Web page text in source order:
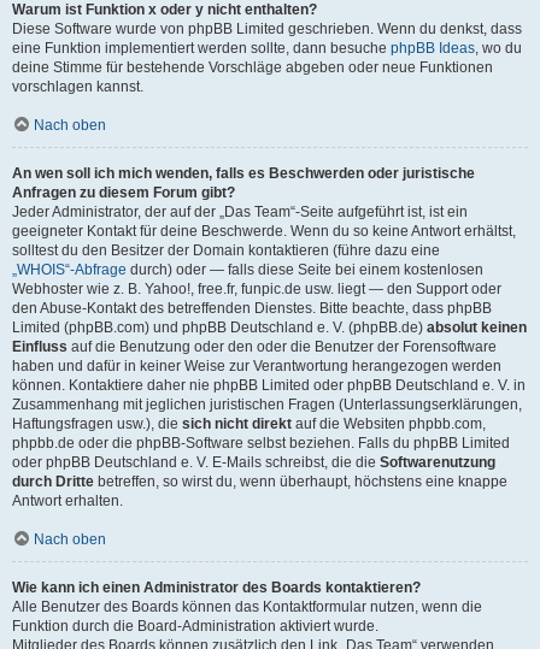
Warum ist Funktion x oder y nicht enthalten?
Diese Software wurde von phpBB Limited geschrieben. Wenn du denkst, dass
eine Funktion implementiert werden sollte, dann besuche phpBB Ideas, wo du
deine Stimme für bestehende Vorschläge abgeben oder neue Funktionen
vorschlagen kannst.
Nach oben
An wen soll ich mich wenden, falls es Beschwerden oder juristische
Anfragen zu diesem Forum gibt?
Jeder Administrator, der auf der „Das Team“-Seite aufgeführt ist, ist ein
geeigneter Kontakt für deine Beschwerde. Wenn du so keine Antwort erhältst,
solltest du den Besitzer der Domain kontaktieren (führe dazu eine
„WHOIS“-Abfrage durch) oder — falls diese Seite bei einem kostenlosen
Webhoster wie z. B. Yahoo!, free.fr, funpic.de usw. liegt — den Support oder
den Abuse-Kontakt des betreffenden Dienstes. Bitte beachte, dass phpBB
Limited (phpBB.com) und phpBB Deutschland e. V. (phpBB.de) absolut keinen
Einfluss auf die Benutzung oder den oder die Benutzer der Forensoftware
haben und dafür in keiner Weise zur Verantwortung herangezogen werden
können. Kontaktiere daher nie phpBB Limited oder phpBB Deutschland e. V. in
Zusammenhang mit jeglichen juristischen Fragen (Unterlassungserklärungen,
Haftungsfragen usw.), die sich nicht direkt auf die Websiten phpbb.com,
phpbb.de oder die phpBB-Software selbst beziehen. Falls du phpBB Limited
oder phpBB Deutschland e. V. E-Mails schreibst, die die Softwarenutzung
durch Dritte betreffen, so wirst du, wenn überhaupt, höchstens eine knappe
Antwort erhalten.
Nach oben
Wie kann ich einen Administrator des Boards kontaktieren?
Alle Benutzer des Boards können das Kontaktformular nutzen, wenn die
Funktion durch die Board-Administration aktiviert wurde.
Mitglieder des Boards können zusätzlich den Link „Das Team“ verwenden.